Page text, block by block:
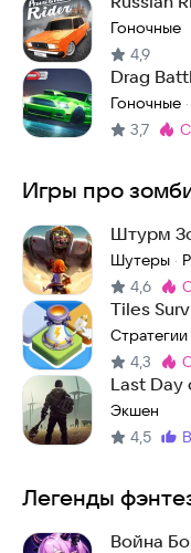
Гоночные
4,9
Drag
Гоночные ·
3,7
Игры про
Штурм
Шутеры ·
4,6
Tiles
Стратегии
4,3
Last Day
Экшен
4,5
Легенды
Война